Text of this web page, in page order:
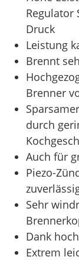
Regulator
Druck
Leistung
Brennt
Brenner
durch
Auch für
Piezo-
Sehr
Dank
Extrem